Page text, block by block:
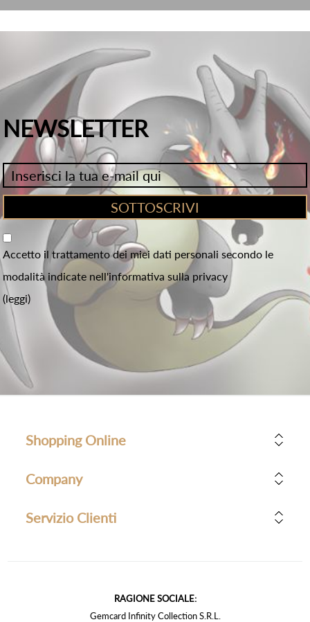
NEWSLETTER
Accetto il trattamento dei miei dati personali secondo le
modalità indicate nell'informativa sulla privacy
(leggi)
Shopping Online
Company
Servizio Clienti
RAGIONE SOCIALE:
Gemcard Infinity Collection S.R.L.